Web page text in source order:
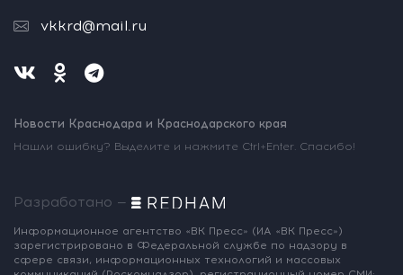
vkkrd@mail.ru
Новости Краснодара и Краснодарского края
Нашли ошибку? Выделите и нажмите Ctrl+Enter. Спасибо!
Разработано —
Информационное агентство «ВК Пресс» (ИА «ВК Пресс»)
зарегистрировано в Федеральной службе по надзору в
сфере связи, информационных технологий и массовых